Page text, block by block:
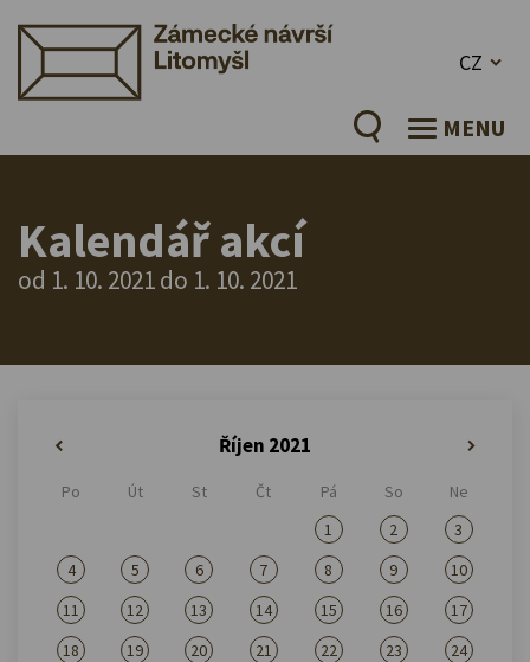
CZ
MENU
Kalendář akcí
od 1. 10. 2021 do 1. 10. 2021
Říjen 2021
Po Út St Čt Pá So
Ne
1
2
3
4
5 6 7 8 9
10
11
12 13 14 15 16
17
18
19 20 21 22 23
24